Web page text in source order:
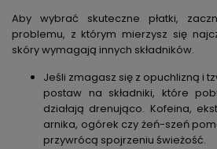
Aby wybrać skuteczne płatki,
problemu, z którym mierzysz się
skóry wymagają innych składników.
Jeśli zmagasz się z opuchlizną i
postaw na składniki, które
działają drenująco. Kofeina,
arnika, ogórek czy żeń-szeń
przywrócą spojrzeniu świeżość.